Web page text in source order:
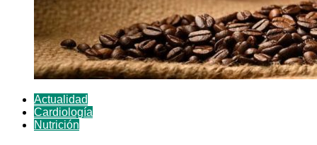
Actualidad
Cardiología
Nutrición